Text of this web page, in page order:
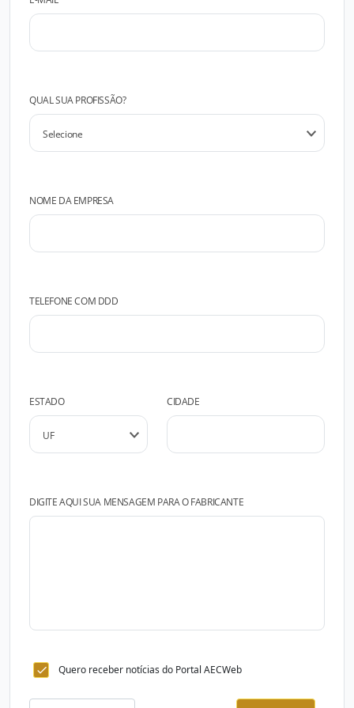
QUAL SUA PROFISSÃO?
NOME DA EMPRESA
TELEFONE COM DDD
ESTADO CIDADE
DIGITE AQUI SUA MENSAGEM PARA O FABRICANTE
Quero receber notícias do Portal AECWeb